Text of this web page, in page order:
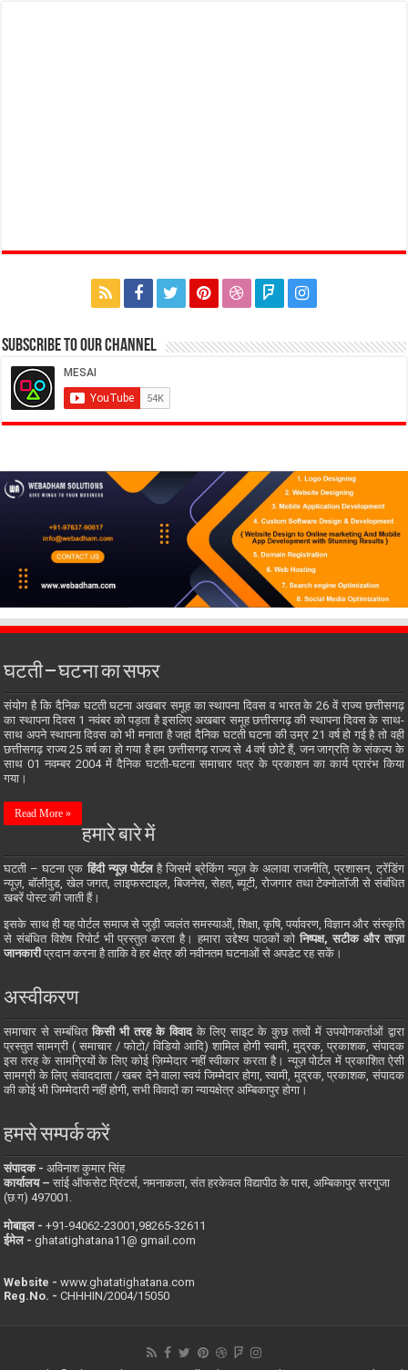
Subscribe to our Channel
घटती – घटना का सफर
संयोग है कि दैनिक घटती घटना अखबार समूह का स्थापना दिवस व भारत के 26 वें राज्य छत्तीसगढ़
का स्थापना दिवस 1 नवंबर को पड़ता है इसलिए अखबार समूह छत्तीसगढ़ की स्थापना दिवस के साथ-
साथ अपने स्थापना दिवस को भी मनाता है जहां दैनिक घटती घटना की उम्र 21 वर्ष हो गई है तो वही
छत्तीसगढ़ राज्य 25 वर्ष का हो गया है हम छत्तीसगढ़ राज्य से 4 वर्ष छोटे हैं, जन जाग्रति के संकल्प के
साथ 01 नवम्बर 2004 में दैनिक घटती-घटना समाचार पत्र के प्रकाशन का कार्य प्रारंभ किया
गया।
Read More »
हमारे बारे में
घटती – घटना एक हिंदी न्यूज़ पोर्टलहै जिसमें ब्रेकिंग न्यूज़ के अलावा राजनीति, प्रशासन, ट्रेंडिंग
न्यूज़, बॉलीवुड, खेल जगत, लाइफस्टाइल, बिजनेस, सेहत, ब्यूटी, रोजगार तथा टेक्नोलॉजी से संबंधित
खबरें पोस्ट की जाती हैं।
इसके साथ ही यह पोर्टल समाज से जुड़ी ज्वलंत समस्याओं, शिक्षा, कृषि, पर्यावरण, विज्ञान और संस्कृति
से संबंधित विशेष रिपोर्ट भी प्रस्तुत करता है। हमारा उद्देश्य पाठकों कोनिष्पक्ष, सटीक और ताज़ा
जानकारीप्रदान करना है ताकि वे हर क्षेत्र की नवीनतम घटनाओं से अपडेट रह सकें।
अस्वीकरण
समाचार से सम्बंधितकिसी भी तरह के विवादके लिए साइट के कुछ तत्वों में उपयोगकर्ताओं द्वारा
प्रस्तुत सामग्री ( समाचार / फोटो/ विडियो आदि) शामिल होगी स्वामी, मुद्रक, प्रकाशक, संपादक
इस तरह के सामग्रियों के लिए कोई ज़िम्मेदार नहीं स्वीकार करता है। न्यूज़ पोर्टल में प्रकाशित ऐसी
सामग्री के लिए संवाददाता / खबर देने वाला स्वयं जिम्मेदार होगा, स्वामी, मुद्रक, प्रकाशक, संपादक
की कोई भी जिम्मेदारी नहीं होगी, सभी विवादों का न्यायक्षेत्र अम्बिकापुर होगा।
हमसे सम्पर्क करें
संपादक -अविनाश कुमार सिंह
कार्यालय –सांई ऑफसेट प्रिंटर्स, नमनाकला, संत हरकेवल विद्यापीठ के पास, अम्बिकापुर सरगुजा
(छ.ग) 497001.
मोबाइल - ‪+91-94062-23001‬,98265-32611
ईमेल -ghatatighatana11@ gmail.com
Website -www.ghatatighatana.com
Reg.No. -CHHHIN/2004/15050